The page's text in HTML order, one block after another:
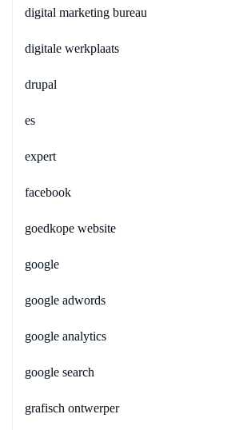
digital marketing bureau
digitale werkplaats
drupal
es
expert
facebook
goedkope website
google
google adwords
google analytics
google search
grafisch ontwerper